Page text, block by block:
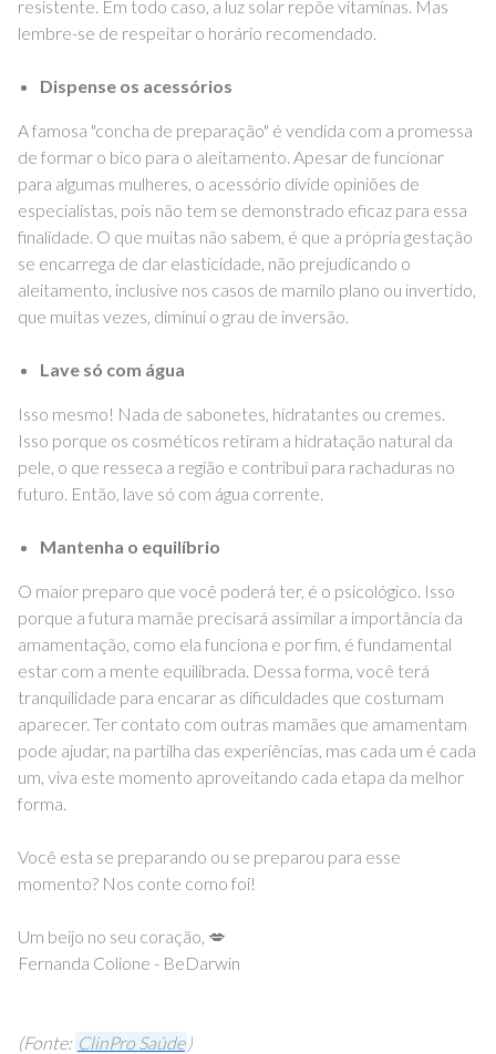
resistente. Em todo caso, a luz solar repõe vitaminas. Mas
lembre-se de respeitar o horário recomendado.
Dispense os acessórios
A famosa "concha de preparação" é vendida com a promessa
de formar o bico para o aleitamento. Apesar de funcionar
para algumas mulheres, o acessório divide opiniões de
especialistas, pois não tem se demonstrado eficaz para essa
finalidade. O que muitas não sabem, é que a própria gestação
se encarrega de dar elasticidade, não prejudicando o
aleitamento, inclusive nos casos de mamilo plano ou invertido,
que muitas vezes, diminui o grau de inversão.
Lave só com água
Isso mesmo! Nada de sabonetes, hidratantes ou cremes.
Isso porque os cosméticos retiram a hidratação natural da
pele, o que resseca a região e contribui para rachaduras no
futuro. Então, lave só com água corrente.
Mantenha o equilíbrio
O maior preparo que você poderá ter, é o psicológico. Isso
porque a futura mamãe precisará assimilar a importância da
amamentação, como ela funciona e por fim, é fundamental
estar com a mente equilibrada. Dessa forma, você terá
tranquilidade para encarar as dificuldades que costumam
aparecer. Ter contato com outras mamães que amamentam
pode ajudar, na partilha das experiências, mas cada um é cada
um, viva este momento aproveitando cada etapa da melhor
forma.
Você esta se preparando ou se preparou para esse
momento? Nos conte como foi!
Um beijo no seu coração, 💋
Fernanda Colione - BeDarwin
(Fonte: ClinPro Saúde )